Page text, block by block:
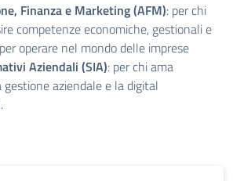
Finanza e Marketing (AFM): per chi
competenze economiche, gestionali e
operare nel mondo delle imprese
Aziendali (SIA): per chi ama
gestione aziendale e la digital